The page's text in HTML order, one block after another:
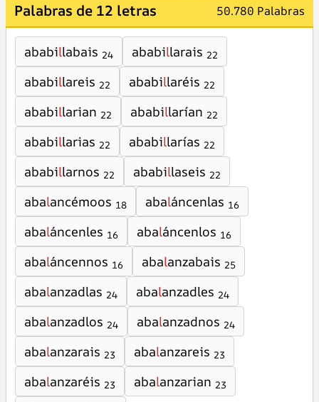
Palabras de 12 letras 50.780 Palabras
ababillabais 24 ababillarais 22
ababillareis 22 ababillaréis 22
ababillarian 22 ababillarían 22
ababillarias 22 ababillarías 22
ababillarnos 22 ababillaseis 22
abalancémoos 18 abaláncenlas 16
abaláncenles 16 abaláncenlos 16
abaláncennos 16 abalanzabais 25
abalanzadlas 24 abalanzadles 24
abalanzadlos 24 abalanzadnos 24
abalanzarais 23 abalanzareis 23
abalanzaréis 23 abalanzarian 23